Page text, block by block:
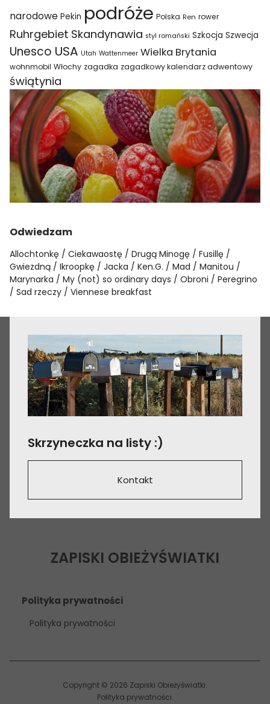
narodowe Pekin podróże Polska Ren rower
Ruhrgebiet Skandynawia styl romański Szkocja Szwecja
Unesco USA Utah Wattenmeer Wielka Brytania
wohnmobil Włochy zagadka zagadkowy kalendarz adwentowy
świątynia
Odwiedzam
Allochtonkę Ciekawaostę Drugą Minogę
Fusillę
Gwiezdną
Ikroopkę Jacka Ken.G. Mad
Manitou
Marynarka
My (not) so ordinary days Obroni
Peregrino
Sad rzeczy
Viennese breakfast
Skrzyneczka na listy :)
Kontakt
ZAPISKI OBIEŻYŚWIATKI
Polityka prywatności
Polityka prywatności
Copyright © 2026 Zapiski Obieżyświatki
Polityka prywatności